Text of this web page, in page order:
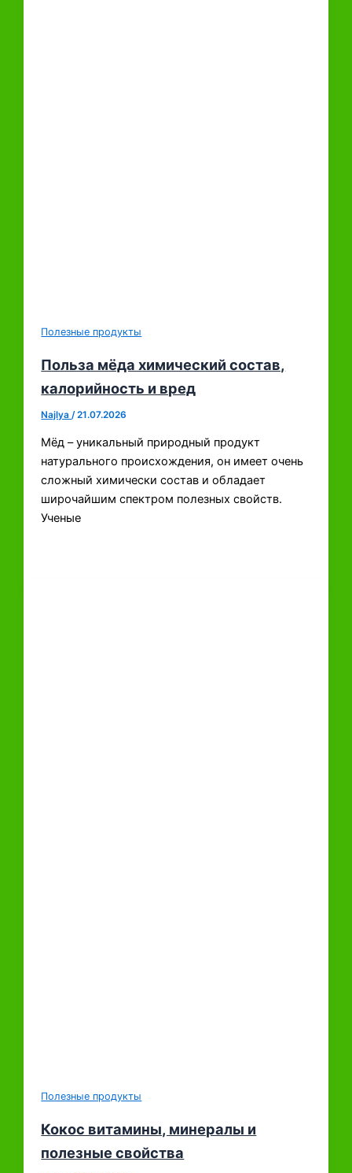
Полезные продукты
Польза мёда химический состав,
калорийность и вред
Najlya /21.07.2026
Мёд – уникальный природный продукт
натурального происхождения, он имеет очень
сложный химически состав и обладает
широчайшим спектром полезных свойств.
Ученые
Полезные продукты
Кокос витамины, минералы и
полезные свойства